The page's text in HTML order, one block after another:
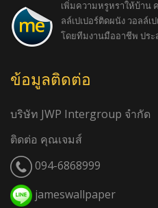
เพิ่มความหรูหราให้บ้าน
ลล์เปเปอร์ติดผนัง วอลล์เ
โดยทีมงานมืออาชีพ ประ
ข้อมูลติดต่อ
บริษัท JWP Intergroup จำกัด
ติดต่อ คุณเจมส์
094-6868999
jameswallpaper